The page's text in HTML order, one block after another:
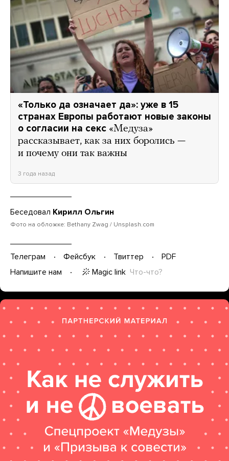
«Только да означает да»: уже в 15
странах Европы работают новые законы
о согласии на секс «Медуза»
рассказывает, как за них боролись —
и почему они так важны
3 года назад
Беседовал Кирилл Ольгин
Фото на обложке: Bethany Zwag / Unsplash.com
Телеграм Фейсбук Твиттер
PDF
Напишите нам
Magic link Что-что?